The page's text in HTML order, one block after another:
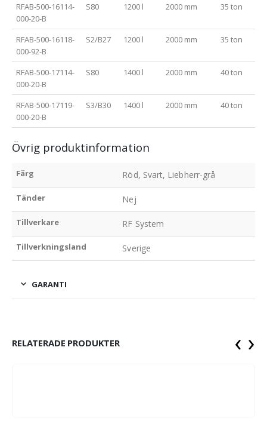
RFAB-500-16114-
000-20-B
S80 1200 l 2000 mm 35 ton
RFAB-500-16118-
000-92-B
S2/B27 1200 l 2000 mm 35 ton
RFAB-500-17114-
000-20-B
S80 1400 l 2000 mm 40 ton
RFAB-500-17119-
000-20-B
S3/B30 1400 l 2000 mm 40 ton
Övrig produktinformation
Färg Röd, Svart, Liebherr-grå
Tänder Nej
Tillverkare RF System
Tillverkningsland Sverige
GARANTI
RELATERADE PRODUKTER ‹ ›